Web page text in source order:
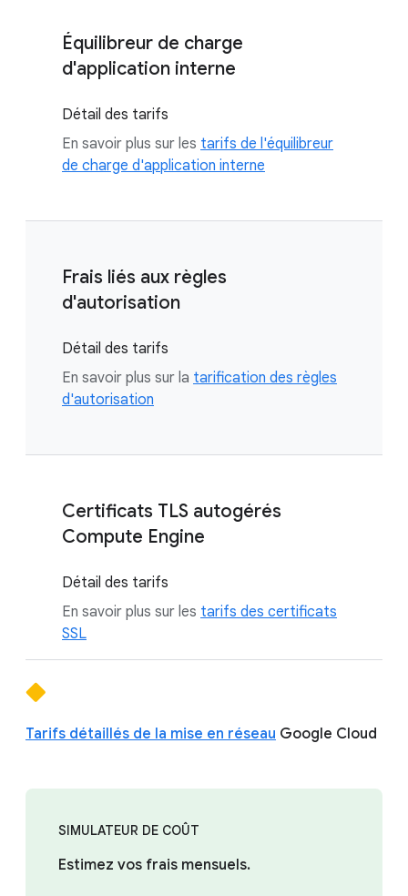
Équilibreur de charge
d'application interne
Détail des tarifs
En savoir plus sur les tarifs de l'équilibreur
de charge d'application interne
Frais liés aux règles
d'autorisation
Détail des tarifs
En savoir plus sur la tarification des règles
d'autorisation
Certificats TLS autogérés
Compute Engine
Détail des tarifs
En savoir plus sur les tarifs des certificats
SSL
Tarifs détaillés de la mise en réseau Google Cloud
SIMULATEUR DE COÛT
Estimez vos frais mensuels.